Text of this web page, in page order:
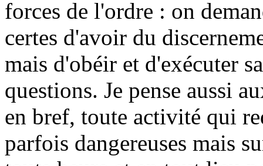
forces de l'ordre : on
certes d'avoir du
mais d'obéir et d'exécuter
questions. Je pense aussi
en bref, toute activité qui
parfois dangereuses mais